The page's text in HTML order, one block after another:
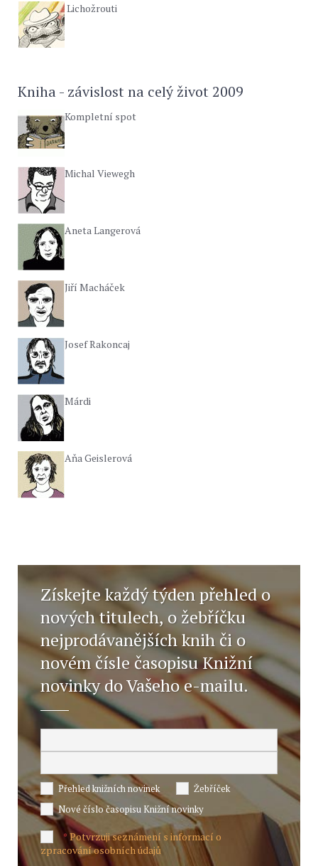
Lichožrouti
Kniha - závislost na celý život 2009
Kompletní spot
Michal Viewegh
Aneta Langerová
Jiří Macháček
Josef Rakoncaj
Márdi
Aňa Geislerová
Získejte každý týden přehled o
nových titulech, o žebříčku
nejprodávanějších knih či o
novém čísle časopisu Knižní
novinky do Vašeho e-mailu.
Přehled knižních novinek
Žebříček
Nové číslo časopisu Knižní novinky
*Potvrzuji seznámení s informací o
zpracování osobních údajů